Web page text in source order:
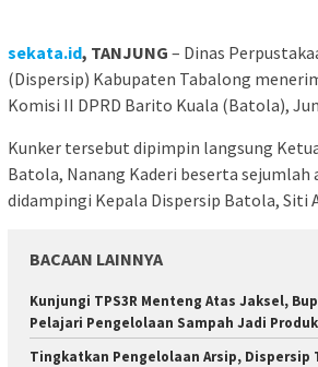
sekata.id, TANJUNG – Dinas
(Dispersip) Kabupaten Tabalong
Komisi II DPRD Barito Kuala (Batola),
Kunker tersebut dipimpin langsung
Batola, Nanang Kaderi beserta sejumlah
didampingi Kepala Dispersip Batola, Siti
BACAAN LAINNYA
Kunjungi TPS3R Menteng Atas Jaksel,
Pelajari Pengelolaan Sampah Jadi
Tingkatkan Pengelolaan Arsip, Dispersip